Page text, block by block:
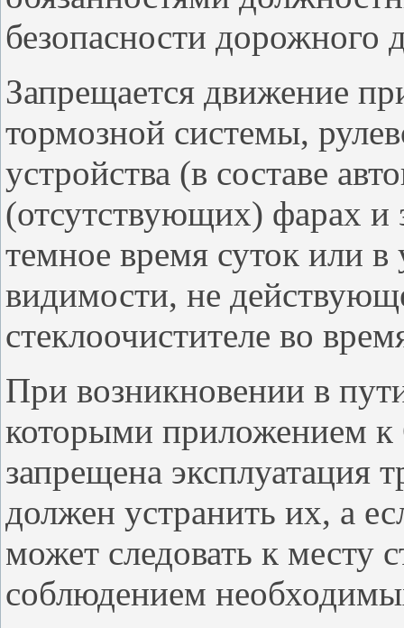
безопасности
Запрещается движение
тормозной системы,
устройства (в составе
(отсутствующих) фарах и
темное время суток или в
видимости, не
стеклоочистителе во
При возникновении в
которыми приложением
запрещена эксплуатация
должен устранить их, а
может следовать к месту
соблюдением